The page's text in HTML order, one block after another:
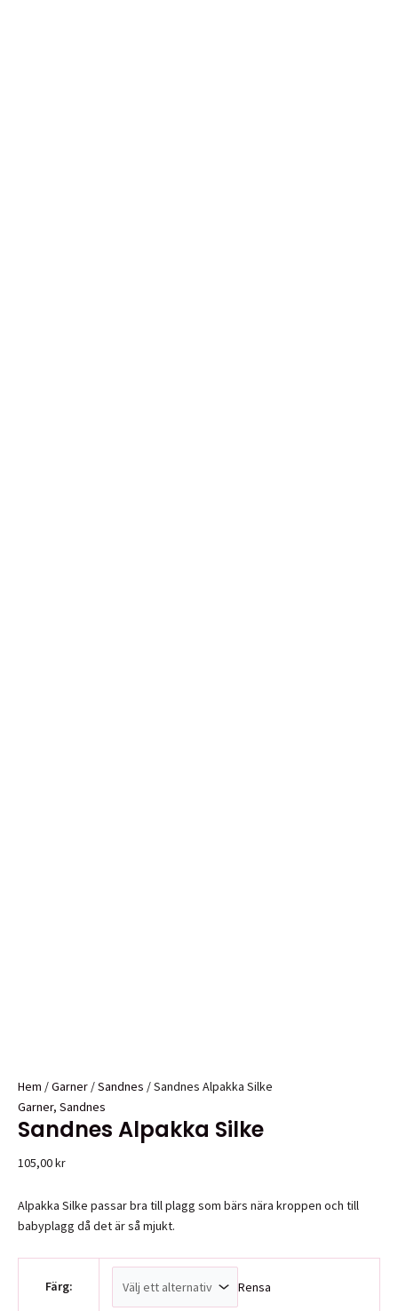
Hem /Garner /Sandnes / Sandnes Alpakka Silke
Garner, Sandnes
Sandnes Alpakka Silke
105,00kr
Alpakka Silke passar bra till plagg som bärs nära kroppen och till
babyplagg då det är så mjukt.
Färg: Rensa